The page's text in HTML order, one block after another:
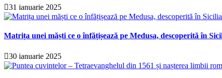
31 ianuarie 2025
Matrița unei măști ce o înfățișează pe Medusa, descoperită în
30 ianuarie 2025